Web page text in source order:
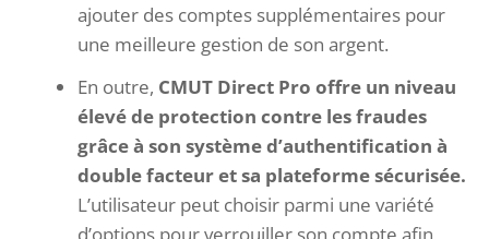
ajouter des comptes supplémentaires pour
une meilleure gestion de son argent.
En outre, CMUT Direct Pro offre un niveau
élevé de protection contre les fraudes
grâce à son système d’authentification à
double facteur et sa plateforme sécurisée.
L’utilisateur peut choisir parmi une variété